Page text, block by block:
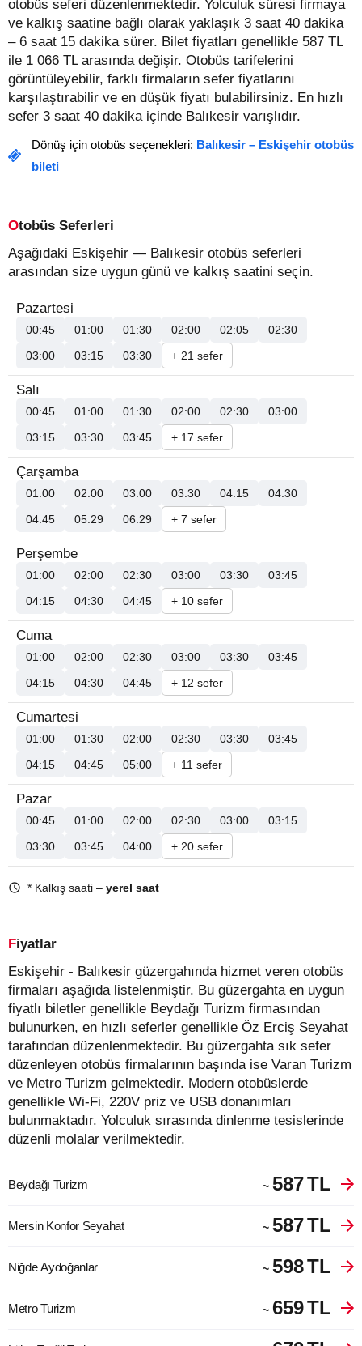
otobüs seferi düzenlenmektedir. Yolculuk süresi firmaya
ve kalkış saatine bağlı olarak yaklaşık 3 saat 40 dakika
– 6 saat 15 dakika sürer. Bilet fiyatları genellikle 587 TL
ile 1 066 TL arasında değişir. Otobüs tarifelerini
görüntüleyebilir, farklı firmaların sefer fiyatlarını
karşılaştırabilir ve en düşük fiyatı bulabilirsiniz. En hızlı
sefer 3 saat 40 dakika içinde Balıkesir varışlıdır.
Dönüş için otobüs seçenekleri: Balıkesir – Eskişehir otobüs
bileti
Otobüs Seferleri
Aşağıdaki Eskişehir — Balıkesir otobüs seferleri
arasından size uygun günü ve kalkış saatini seçin.
Pazartesi
00:45 01:00 01:30 02:00 02:05
02:30
03:00
03:15 03:30 + 21 sefer
Salı
00:45 01:00 01:30 02:00 02:30
03:00
03:15
03:30 03:45 + 17 sefer
Çarşamba
01:00 02:00 03:00 03:30 04:15
04:30
04:45
05:29 06:29 + 7 sefer
Perşembe
01:00 02:00 02:30 03:00 03:30
03:45
04:15
04:30 04:45 + 10 sefer
Cuma
01:00 02:00 02:30 03:00 03:30
03:45
04:15
04:30 04:45 + 12 sefer
Cumartesi
01:00 01:30 02:00 02:30 03:30
03:45
04:15
04:45 05:00 + 11 sefer
Pazar
00:45 01:00 02:00 02:30 03:00
03:15
03:30
03:45 04:00 + 20 sefer
* Kalkış saati – yerel saat
Fiyatlar
Eskişehir - Balıkesir güzergahında hizmet veren otobüs
firmaları aşağıda listelenmiştir. Bu güzergahta en uygun
fiyatlı biletler genellikle Beydağı Turizm firmasından
bulunurken, en hızlı seferler genellikle Öz Erciş Seyahat
tarafından düzenlenmektedir. Bu güzergahta sık sefer
düzenleyen otobüs firmalarının başında ise Varan Turizm
ve Metro Turizm gelmektedir. Modern otobüslerde
genellikle Wi-Fi, 220V priz ve USB donanımları
bulunmaktadır. Yolculuk sırasında dinlenme tesislerinde
düzenli molalar verilmektedir.
Beydağı Turizm ~ 587TL
Mersin Konfor Seyahat ~ 587TL
Niğde Aydoğanlar ~ 598TL
Metro Turizm ~ 659TL